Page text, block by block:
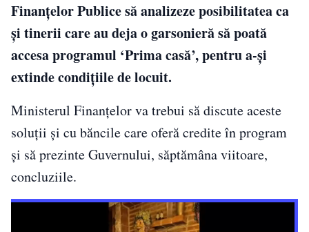
Finanţelor Publice să analizeze posibilitatea ca
şi tinerii care au deja o garsonieră să poată
accesa programul ‘Prima casă’, pentru a-şi
extinde condiţiile de locuit.
Ministerul Finanţelor va trebui să discute aceste
soluţii şi cu băncile care oferă credite în program
şi să prezinte Guvernului, săptămâna viitoare,
concluziile.